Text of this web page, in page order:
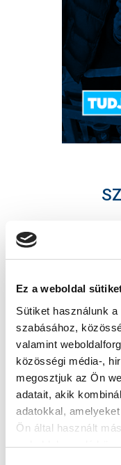
Ez a weboldal
Sütiket használunk
szabásához,
valamint
közösségi média-,
megosztjuk az Ön
adatait, akik
adatokkal,
Ön által használt
weboldalon való